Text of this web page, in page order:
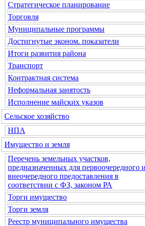
Стратегическое планирование
Торговля
Муниципальные программы
Достигнутые эконом. показатели
Итоги развития района
Транспорт
Контрактная система
Неформальная занятость
Исполнение майских указов
Сельское хозяйство
НПА
Имущество и земля
Перечень земельных участков,
предназначенных для первоочередного
внеочередного предоставления в
соответствии с ФЗ, законом РА
Торги имущество
Торги земля
Реестр муниципального имущества